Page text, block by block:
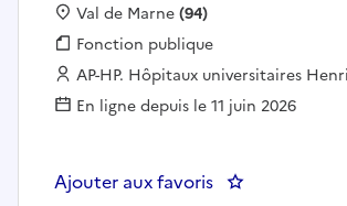
Localisation :
Val de Marne(94)
Fonction publique :
Fonction publique
Employeur :
AP-HP. Hôpitaux universitaires
En ligne depuis le 11 juin 2026
Ajouter aux favoris : Cadre de